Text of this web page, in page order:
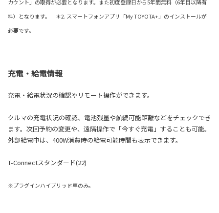
カウント」の取得が必要となります。また初度登録日から5年間無料（6年目以降有
料）となります。 ＊2. スマートフォンアプリ「My TOYOTA+」のインストールが
必要です。
充電・給電情報
充電・給電状況の確認やリモート操作ができます。
クルマの充電状況の確認、電池残量や航続可能距離などをチェックでき
ます。次回予約の変更や、遠隔操作で「今すぐ充電」することも可能。
外部給電中は、400W消費時の給電可能時間も表示できます。
T-Connectスタンダード(22)
※プラグインハイブリッド車のみ。